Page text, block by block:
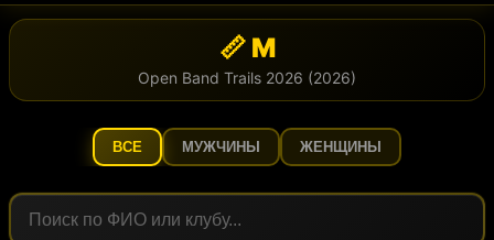
📏 M
Open Band Trails 2026 (2026)
ВСЕ МУЖЧИНЫ ЖЕНЩИНЫ
Поиск по участникам